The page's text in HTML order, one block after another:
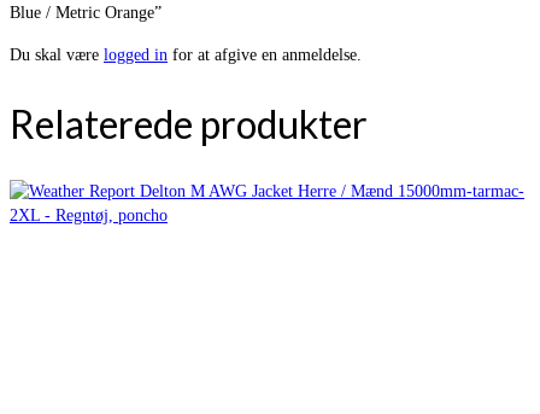
Blue / Metric Orange”
Du skal være logged in for at afgive en anmeldelse.
Relaterede produkter